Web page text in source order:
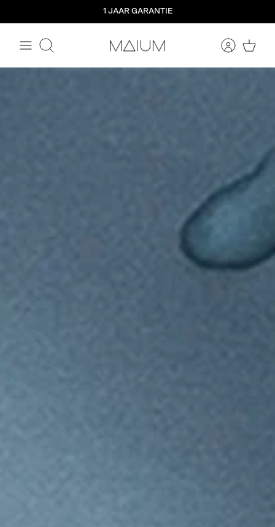
content
1 JAAR GARANTIE
Zoeken